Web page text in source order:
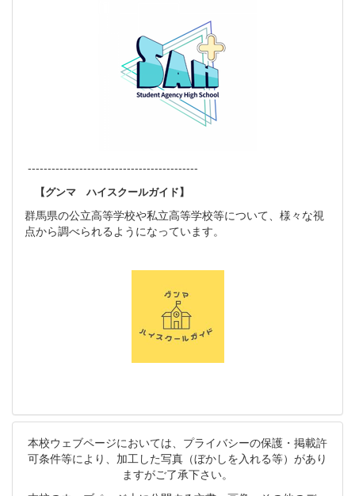
-------------------------------------------
【グンマ ハイスクールガイド】
群馬県の公立高等学校や私立高等学校等について、様々な視
点から調べられるようになっています。
本校ウェブページにおいては、プライバシーの保護・掲載許
可条件等により、加工した写真（ぼかしを入れる等）があり
ますがご了承下さい。